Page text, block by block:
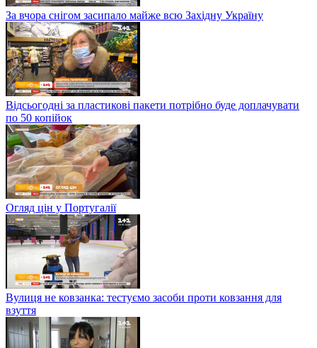
За вчора снігом засипало майже всю Західну Україну
Відсьогодні за пластикові пакети потрібно буде доплачувати
по 50 копійок
Огляд цін у Португалії
Вулиця не ковзанка: тестуємо засоби проти ковзання для
взуття